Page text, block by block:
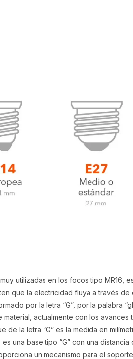
utilizadas en los focos tipo MR16,
que la electricidad fluya a través
por la letra “G”, por la palabra
actualmente con los avances
de la letra “G” es la medida en
una base tipo “G” con una
un mecanismo para el